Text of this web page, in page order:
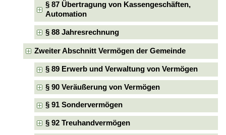
§ 87 Übertragung von Kassengeschäften,
Automation
§ 88 Jahresrechnung
Zweiter Abschnitt Vermögen der Gemeinde
§ 89 Erwerb und Verwaltung von Vermögen
§ 90 Veräußerung von Vermögen
§ 91 Sondervermögen
§ 92 Treuhandvermögen